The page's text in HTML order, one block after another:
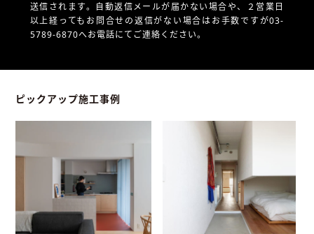
送信されます。自動返信メールが届かない場合や、
２営業日
以上経ってもお問合せの返信がない場合はお手数ですが03-
5789-6870へお電話にてご連絡ください。
ピックアップ施工事例